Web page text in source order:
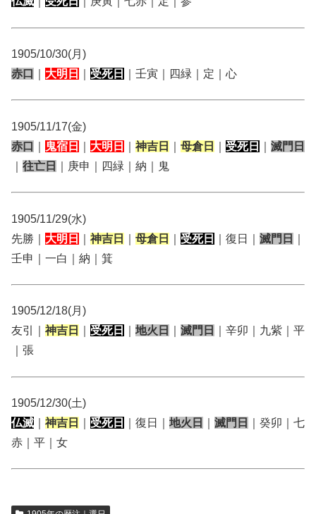
1905/10/30(月)
赤口
大明日 受死日 ｜壬寅｜四緑｜定｜心
1905/11/17(金)
赤口
鬼宿日 大明日 神吉日 母倉日 受死日
滅門日
往亡日 ｜庚申｜四緑｜納｜鬼
1905/11/29(水)
先勝｜ 大明日 神吉日 母倉日 受死日 ｜復日｜ 滅門日
壬申｜一白｜納｜箕
1905/12/18(月)
友引｜ 神吉日 受死日 地火日 滅門日
｜辛卯｜九紫｜平
｜張
1905/12/30(土)
仏滅
神吉日 受死日 ｜復日｜ 地火日 滅門日
｜癸卯｜七
赤｜平｜女